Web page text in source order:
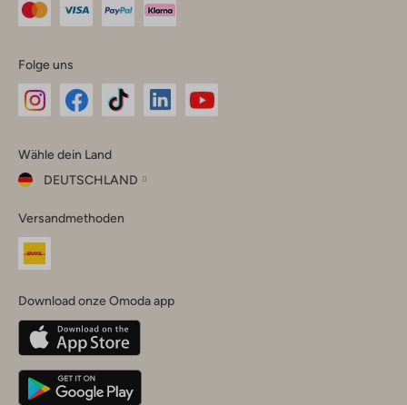
Folge uns
Instagram
Facebook
TikTok
Wähle dein Land
DEUTSCHLAND
dein
Land
Belgique(Français)
Deutschland
Versandmethoden
Download onze Omoda app